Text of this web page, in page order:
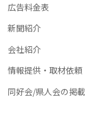
広告料金表
新聞紹介
会社紹介
情報提供・取材依頼
同好会/県人会の掲